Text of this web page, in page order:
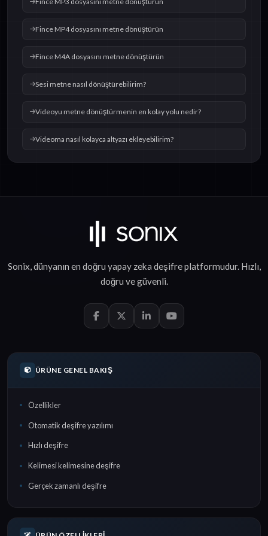
Fince MP4 dosyasını metne dönüştürün
Fince M4A dosyasını metne dönüştürün
Sesi metne nasıl dönüştürebilirim?
Videoyu metne dönüştürmenin en kolay yolu nedir?
Videoma nasıl kolayca altyazı ekleyebilirim?
Sonix, dünyanın en doğru yapay zeka deşifreplatformudur. Hızlı,
doğru vegüvenli.
ÜRÜNE GENEL BAKIŞ
Özellikler
Otomatik deşifre yazılımı
Hızlı deşifre
Kelimesi kelimesine deşifre
Gerçek zamanlı deşifre